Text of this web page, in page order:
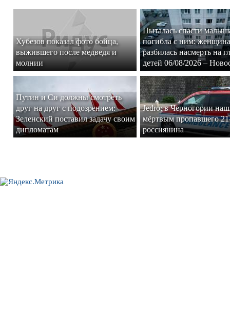
Хубезов показал фото бойца,
выжившего после медведя и
молнии
Пыталась спасти
погибла с ним:
разбилась насмерть на
детей 06/08/2026 –
Путин и Си должны смотреть
друг на друг с подозрением:
Зеленский поставил задачу своим
дипломатам
Jedro: в Черногории
мёртвым пропавшего
россиянина